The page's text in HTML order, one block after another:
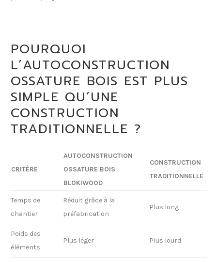
POURQUOI
L’AUTOCONSTRUCTION
OSSATURE BOIS EST PLUS
SIMPLE QU’UNE
CONSTRUCTION
TRADITIONNELLE ?
CRITÈRE
AUTOCONSTRUCTION
OSSATURE BOIS
BLOKIWOOD
CONSTRUCTION
TRADITIONNELLE
Temps de
chantier
Réduit grâce à la
préfabrication
Plus long
Poids des
éléments
Plus léger Plus lourd